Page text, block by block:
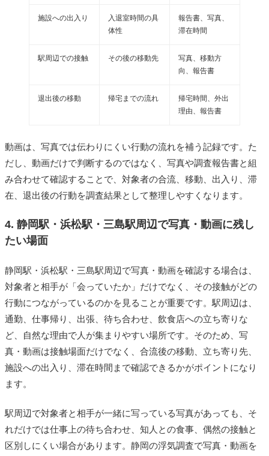
施設への出入り
入退室時間の具
体性
報告書、写真、
滞在時間
駅周辺での接触 その後の移動先
写真、移動方
向、報告書
退出後の移動 帰宅までの流れ
帰宅時間、外出
理由、報告書
動画は、写真では伝わりにくい行動の流れを補う記録です。た
だし、動画だけで判断するのではなく、写真や調査報告書と組
み合わせて確認することで、対象者の合流、移動、出入り、滞
在、退出後の行動を調査結果として整理しやすくなります。
4. 静岡駅・浜松駅・三島駅周辺で写真・動画に残し
たい場面
静岡駅・浜松駅・三島駅周辺で写真・動画を確認する場合は、
対象者と相手が「会っていたか」だけでなく、その接触がどの
行動につながっているのかを見ることが重要です。駅周辺は、
通勤、仕事帰り、出張、待ち合わせ、飲食店への立ち寄りな
ど、自然な理由で人が集まりやすい場所です。そのため、写
真・動画は接触場面だけでなく、合流後の移動、立ち寄り先、
施設への出入り、滞在時間まで確認できるかがポイントになり
ます。
駅周辺で対象者と相手が一緒に写っている写真があっても、そ
れだけでは仕事上の待ち合わせ、知人との食事、偶然の接触と
区別しにくい場合があります。静岡の浮気調査で写真・動画を